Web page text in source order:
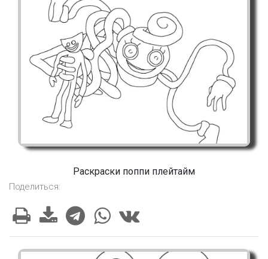
Раскраски поппи плейтайм
Поделиться: